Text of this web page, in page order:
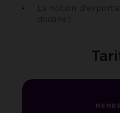
La notion
douane)